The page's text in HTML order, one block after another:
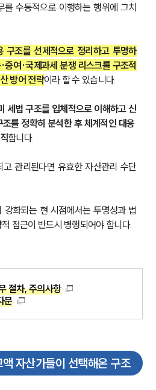
를 수동적으로 이행하는 행위에 그치
구조를 선제적으로 정리하고 투명하
증여·국제과세 분쟁 리스크를 구조적
방어 전략이라 할 수 있습니다.
세법 구조를 입체적으로 이해하고 신
를 정확히 분석한 후 체계적인 대응
합니다.
관리된다면 유효한 자산관리 수단
강화되는 현 시점에서는 투명성과 법
접근이 반드시 병행되어야 합니다.
절차, 주의사항
문
자산가들이 선택해온 구조